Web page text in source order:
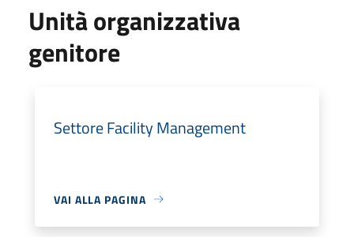
Unità organizzativa
genitore
Settore Facility Management
VAI ALLA PAGINA